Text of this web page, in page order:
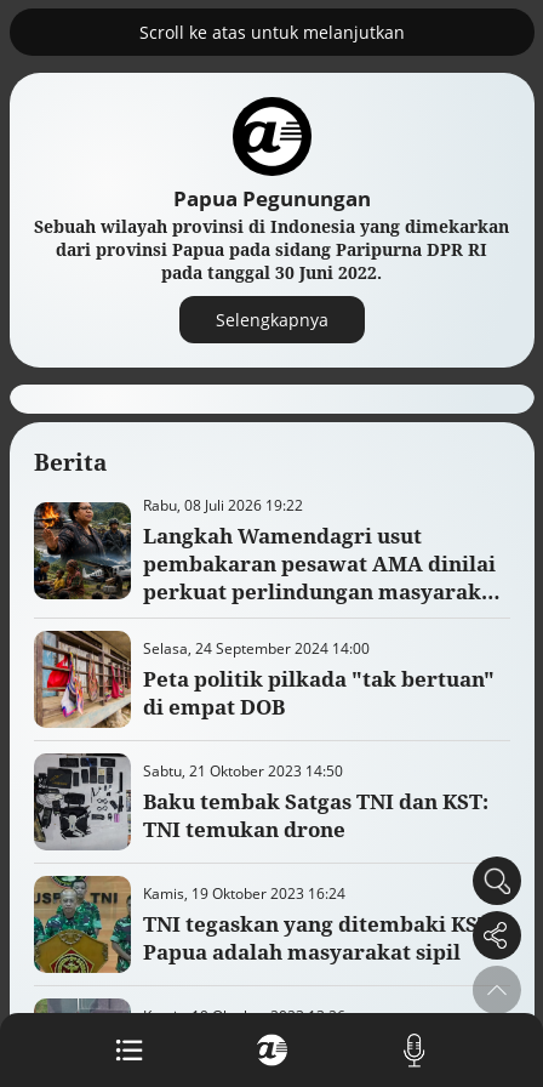
Scroll ke atas untuk melanjutkan
Papua Pegunungan
Sebuah wilayah provinsi di Indonesia yang dimekarkan
dari provinsi Papua pada sidang Paripurna DPR RI
pada tanggal 30 Juni 2022.
Selengkapnya
Berita
Rabu, 08 Juli 2026 19:22
Langkah Wamendagri usut
pembakaran pesawat AMA dinilai
perkuat perlindungan masyarakat
Papua
Selasa, 24 September 2024 14:00
Peta politik pilkada "tak bertuan"
di empat DOB
Sabtu, 21 Oktober 2023 14:50
Baku tembak Satgas TNI dan KST:
TNI temukan drone
Kamis, 19 Oktober 2023 16:24
TNI tegaskan yang ditembaki KST
Papua adalah masyarakat sipil
Kamis, 19 Oktober 2023 13:26
Tim gabungan selamatkan 21
orang dari pembantaian KST Papua
nuklir
Pemulihan ekonomi Aceh terus
diakselerasi
Alinea.id - Peristiwa
Buku berusia 900 tahun ditemukan di
arsip rahasia Vatikan, ada prediksi
tahun Kiamat
Akar persoalan berulangnya kekerasan
terhadap PMI di Malaysia
DPR minta penerbitan sertifikat pagar
laut diproses hukum
Alinea.id - Peristiwa
Mungkinkah duet Anies-Ahok terealisasi
di Pilpres 2029?
Alinea.id - Politik
Pemprov Sultra klarifikasi isu PT GKP,
Alinea.id - Peristiwa